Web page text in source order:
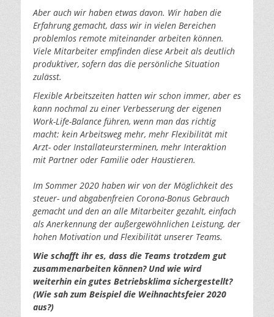
Aber auch wir haben etwas davon. Wir haben die
Erfahrung gemacht, dass wir in vielen Bereichen
problemlos remote miteinander arbeiten können.
Viele Mitarbeiter empfinden diese Arbeit als deutlich
produktiver, sofern das die persönliche Situation
zulässt.
Flexible Arbeitszeiten hatten wir schon immer, aber es
kann nochmal zu einer Verbesserung der eigenen
Work-Life-Balance führen, wenn man das richtig
macht: kein Arbeitsweg mehr, mehr Flexibilität mit
Arzt- oder Installateursterminen, mehr Interaktion
mit Partner oder Familie oder Haustieren.
Im Sommer 2020 haben wir von der Möglichkeit des
steuer- und abgabenfreien Corona-Bonus Gebrauch
gemacht und den an alle Mitarbeiter gezahlt, einfach
als Anerkennung der außergewöhnlichen Leistung, der
hohen Motivation und Flexibilität unserer Teams.
Wie schafft ihr es, dass die Teams trotzdem gut
zusammenarbeiten können? Und wie wird
weiterhin ein gutes Betriebsklima sichergestellt?
(Wie sah zum Beispiel die Weihnachtsfeier 2020
aus?)